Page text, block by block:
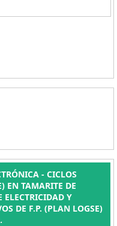
- CICLOS
EN TAMARITE DE
ELECTRICIDAD Y
DE F.P. (PLAN LOGSE)